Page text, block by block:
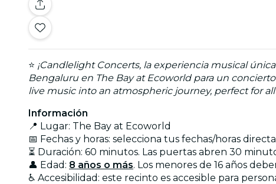
⭐ ¡Candlelight Concerts, la experiencia musical
Bengaluru en The Bay at Ecoworld para un
live music into an atmospheric journey, perfect for
Información
📍 Lugar: The Bay at Ecoworld
📅 Fechas y horas: selecciona tus fechas/horas
⏳ Duración: 60 minutos. Las puertas abren 30
👤 Edad: 8 años o más. Los menores de 16 años
♿ Accesibilidad: este recinto es accesible para